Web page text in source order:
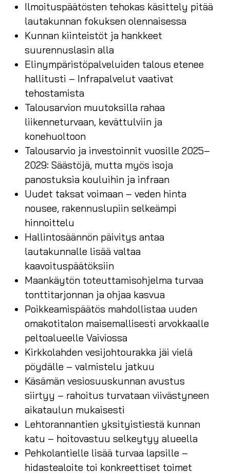
Ilmoituspäätösten tehokas käsittely pitää
lautakunnan fokuksen olennaisessa
Kunnan kiinteistöt ja hankkeet
suurennuslasin alla
Elinympäristöpalveluiden talous etenee
hallitusti – Infrapalvelut vaativat
tehostamista
Talousarvion muutoksilla rahaa
liikenneturvaan, kevättulviin ja
konehuoltoon
Talousarvio ja investoinnit vuosille 2025–
2029: Säästöjä, mutta myös isoja
panostuksia kouluihin ja infraan
Uudet taksat voimaan – veden hinta
nousee, rakennuslupiin selkeämpi
hinnoittelu
Hallintosäännön päivitys antaa
lautakunnalle lisää valtaa
kaavoituspäätöksiin
Maankäytön toteuttamisohjelma turvaa
tonttitarjonnan ja ohjaa kasvua
Poikkeamispäätös mahdollistaa uuden
omakotitalon maisemallisesti arvokkaalle
peltoalueelle Vaiviossa
Kirkkolahden vesijohtourakka jäi vielä
pöydälle – valmistelu jatkuu
Käsämän vesiosuuskunnan avustus
siirtyy – rahoitus turvataan viivästyneen
aikataulun mukaisesti
Lehtorannantien yksityistiestä kunnan
katu – hoitovastuu selkeytyy alueella
Pehkolantielle lisää turvaa lapsille –
hidastealoite toi konkreettiset toimet